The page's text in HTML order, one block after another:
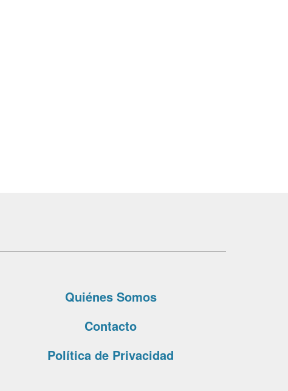
Quiénes Somos
Contacto
Política de Privacidad